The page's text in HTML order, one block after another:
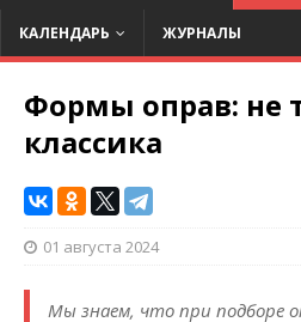
КАЛЕНДАРЬ ЖУРНАЛЫ
Формы оправ: не
классика
01 августа 2024
Мы знаем, что при подборе